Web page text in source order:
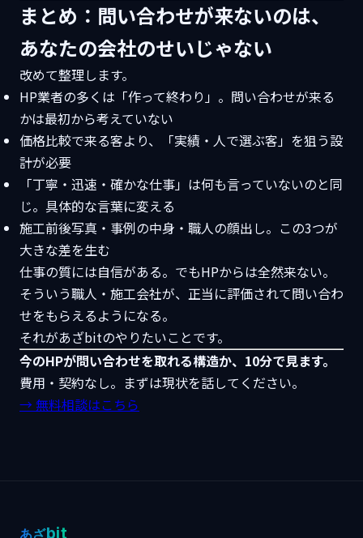
まとめ：問い合わせが来ないのは、
あなたの会社のせいじゃない
改めて整理します。
HP業者の多くは「作って終わり」。問い合わせが来る
かは最初から考えていない
価格比較で来る客より、「実績・人で選ぶ客」を狙う設
計が必要
「丁寧・迅速・確かな仕事」は何も言っていないのと同
じ。具体的な言葉に変える
施工前後写真・事例の中身・職人の顔出し。この3つが
大きな差を生む
仕事の質には自信がある。でもHPからは全然来ない。
そういう職人・施工会社が、正当に評価されて問い合わ
せをもらえるようになる。
それがあざbitのやりたいことです。
今のHPが問い合わせを取れる構造か、10分で見ます。
費用・契約なし。まずは現状を話してください。
→ 無料相談はこちら
あざbit